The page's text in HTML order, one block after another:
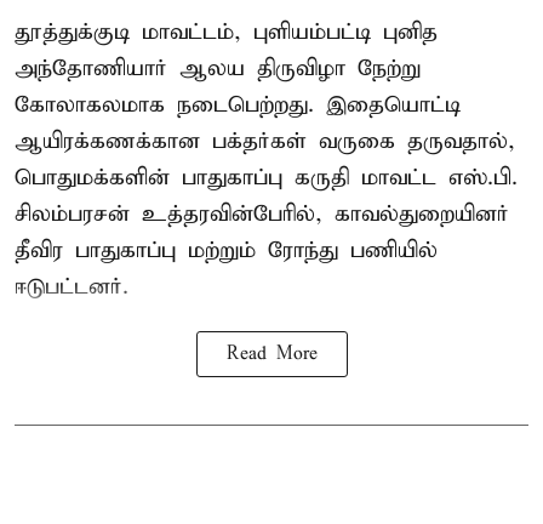
தூத்துக்குடி மாவட்டம், புளியம்பட்டி புனித
அந்தோணியார் ஆலய திருவிழா நேற்று
கோலாகலமாக நடைபெற்றது. இதையொட்டி
ஆயிரக்கணக்கான பக்தர்கள் வருகை தருவதால்,
பொதுமக்களின் பாதுகாப்பு கருதி மாவட்ட எஸ்.பி.
சிலம்பரசன் உத்தரவின்பேரில், காவல்துறையினர்
தீவிர பாதுகாப்பு மற்றும் ரோந்து பணியில்
ஈடுபட்டனர்.
Read More